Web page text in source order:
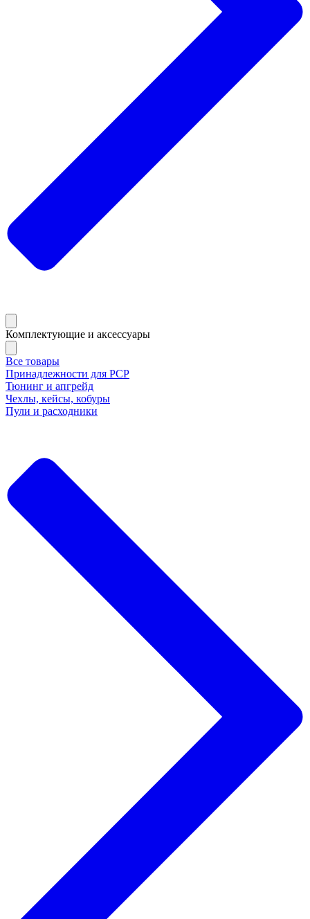
Комплектующие и аксессуары
Все товары
Принадлежности для РСР
Тюнинг и апгрейд
Чехлы, кейсы, кобуры
Пули и расходники